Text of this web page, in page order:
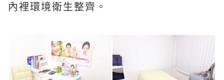
內裡環境衛生整齊。